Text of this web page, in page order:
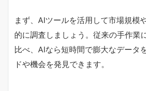
まず、AIツールを活用して市場規模
的に調査しましょう。従来の手作業
比べ、AIなら短時間で膨大なデータ
ドや機会を発見できます。